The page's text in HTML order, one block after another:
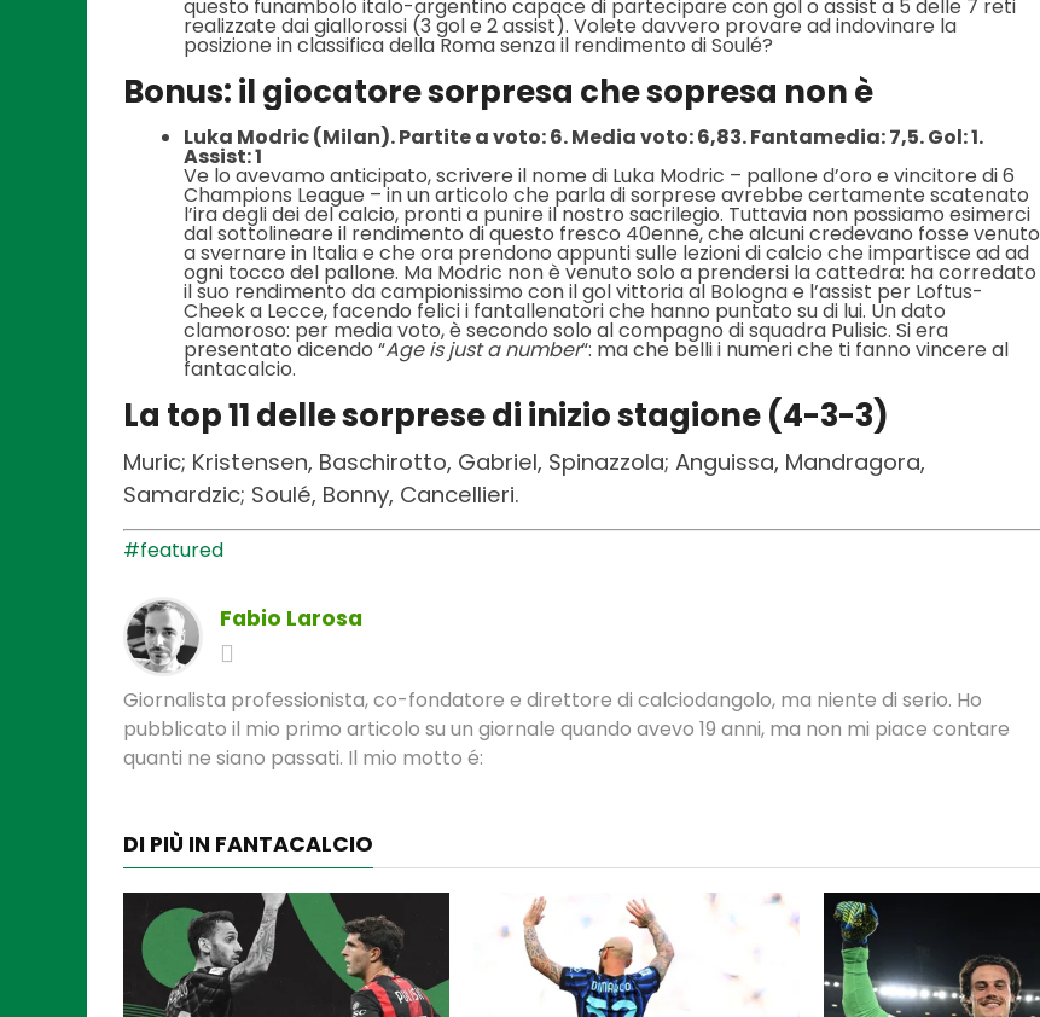
questo funambolo italo-argentino capace di partecipare con gol o assist a 5 delle 7 reti
realizzate dai giallorossi (3 gol e 2 assist). Volete davvero provare ad indovinare la
posizione in classifica della Roma senza il rendimento di Soulé?
Bonus: il giocatore sorpresa che sopresa non è
Luka Modric (Milan). Partite a voto: 6. Media voto: 6,83. Fantamedia: 7,5. Gol: 1.
Assist: 1
Ve lo avevamo anticipato, scrivere il nome di Luka Modric – pallone d’oro e vincitore di 6
Champions League – in un articolo che parla di sorprese avrebbe certamente scatenato
l’ira degli dei del calcio, pronti a punire il nostro sacrilegio. Tuttavia non possiamo esimerci
dal sottolineare il rendimento di questo fresco 40enne, che alcuni credevano fosse venuto
a svernare in Italia e che ora prendono appunti sulle lezioni di calcio che impartisce ad ad
ogni tocco del pallone. Ma Modric non è venuto solo a prendersi la cattedra: ha corredato
il suo rendimento da campionissimo con il gol vittoria al Bologna e l’assist per Loftus-
Cheek a Lecce, facendo felici i fantallenatori che hanno puntato su di lui. Un dato
clamoroso: per media voto, è secondo solo al compagno di squadra Pulisic. Si era
presentato dicendo “Age is just a number“: ma che belli i numeri che ti fanno vincere al
fantacalcio.
La top 11 delle sorprese di inizio stagione (4-3-3)
Muric; Kristensen, Baschirotto, Gabriel, Spinazzola; Anguissa, Mandragora,
Samardzic; Soulé, Bonny, Cancellieri.
#featured
Fabio Larosa
Giornalista professionista, co-fondatore e direttore di calciodangolo, ma niente di serio. Ho
pubblicato il mio primo articolo su un giornale quando avevo 19 anni, ma non mi piace contare
quanti ne siano passati. Il mio motto é:
DI PIÙ IN FANTACALCIO